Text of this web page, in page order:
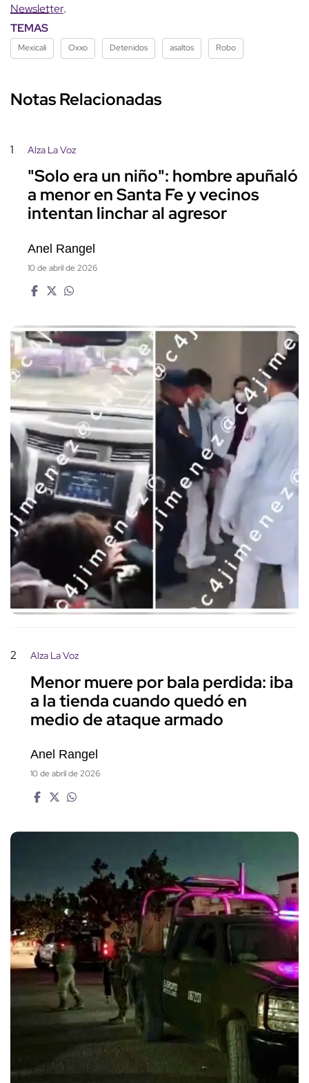
Newsletter.
TEMAS
Mexicali Oxxo Detenidos asaltos Robo
Notas Relacionadas
1 Alza La Voz
"Solo era un niño": hombre apuñaló
a menor en Santa Fe y vecinos
intentan linchar al agresor
Anel Rangel
10 de abril de 2026
2 Alza La Voz
Menor muere por bala perdida: iba
a la tienda cuando quedó en
medio de ataque armado
Anel Rangel
10 de abril de 2026